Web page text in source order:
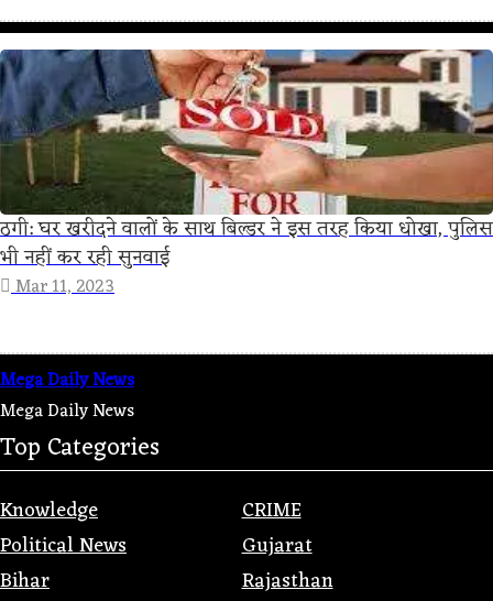
ठगी: घर खरीदने वालों के साथ बिल्डर ने इस तरह किया धोखा, पुलिस
भी नहीं कर रही सुनवाई
Mar 11, 2023
Mega Daily News
Mega Daily News
Top Categories
Knowledge
CRIME
Political News
Gujarat
Bihar
Rajasthan